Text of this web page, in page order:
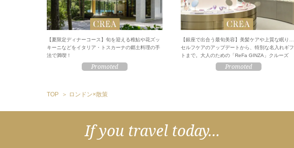
【夏限定ディナーコース】旬を迎える稚鮎や花ズッ
キーニなどをイタリア・トスカーナの郷土料理の手
法で満喫！
【銀座で出合う最旬美容】美髪ケアや上質な眠り…
セルフケアのアップデートから、特別な名入れギフ
トまで。大人のための「ReFa GINZA」クルーズ
TOP ロンドン×散策
If you travel today...